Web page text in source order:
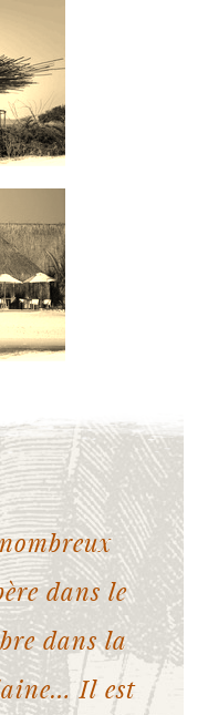
dans le
dans la
Il est